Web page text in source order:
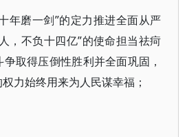
年磨一剑”的定力推进全面从严
，不负十四亿”的使命担当祛疴
取得压倒性胜利并全面巩固，
力始终用来为人民谋幸福；